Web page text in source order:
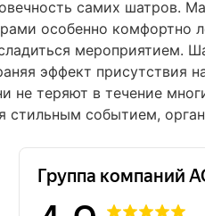
самих шатров.
особенно комфортно
мероприятием.
эффект присутствия
не теряют в течение
событием,